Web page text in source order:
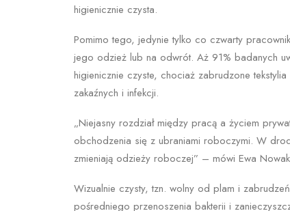
higienicznie czysta.
Pomimo tego, jedynie tylko co czwarty
jego odzież lub na odwrót. Aż 91% badanych
higienicznie czyste, chociaż zabrudzone
zakaźnych i infekcji.
„Niejasny rozdział między pracą a życiem
obchodzenia się z ubraniami roboczymi. W
zmieniają odzieży roboczej” – mówi Ewa
Wizualnie czysty, tzn. wolny od plam i
pośredniego przenoszenia bakterii i